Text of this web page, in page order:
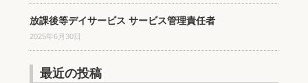
放課後等デイサービス サービス管理責任者
2025年6月30日
最近の投稿